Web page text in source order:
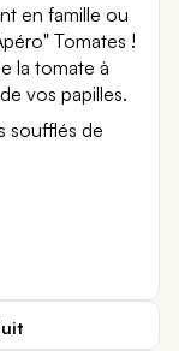
en famille ou
Tomates !
la tomate à
vos papilles.
soufflés de